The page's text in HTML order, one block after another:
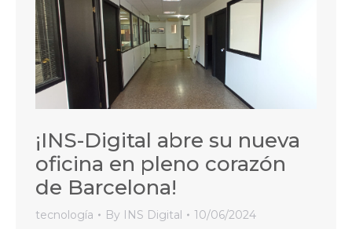
¡INS-Digital abre su nueva
oficina en pleno corazón
de Barcelona!
tecnología By INS Digital 10/06/2024